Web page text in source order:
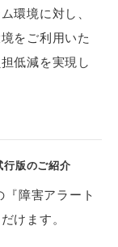
環境に対し、
をご利用いた
低減を実現し
版のご紹介
障害アラート
けます。